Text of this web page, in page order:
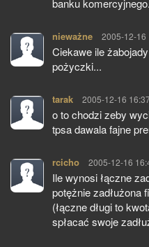
banku
nieważne pisze:
2005-12-16
Ciekawe ile
pożyczki...
tarak pisze:
2005-12-16
o to chodzi zeby
tpsa dawala fajne
rcicho pisze:
2005-12-16
Ile wynosi łączne
potężnie zadłużona
(łączne długi to
spłacać swoje